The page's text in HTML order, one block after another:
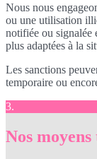
Nous nous
ou une utilisation
notifiée ou signalée
plus adaptées à la
Les sanctions
temporaire ou
3.
Nos